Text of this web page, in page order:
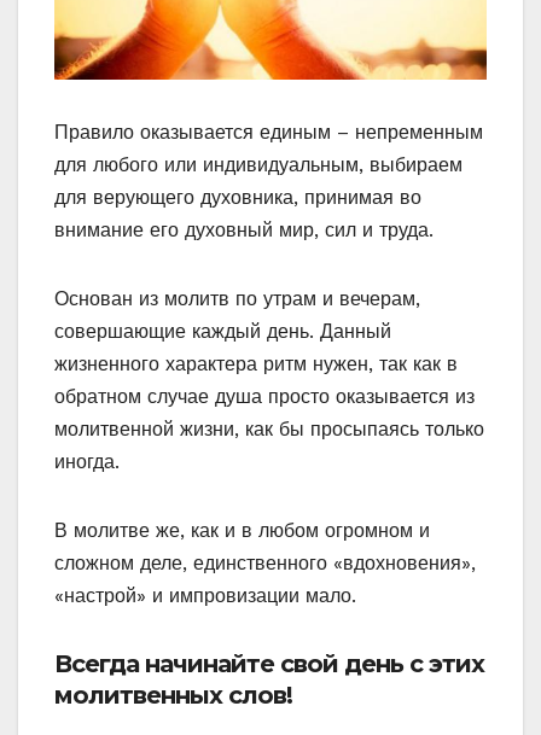
Правило оказывается единым – непременным
для любого или индивидуальным, выбираем
для верующего духовника, принимая во
внимание его духовный мир, сил и труда.
Основан из молитв по утрам и вечерам,
совершающие каждый день. Данный
жизненного характера ритм нужен, так как в
обратном случае душа просто оказывается из
молитвенной жизни, как бы просыпаясь только
иногда.
В молитве же, как и в любом огромном и
сложном деле, единственного «вдохновения»,
«настрой» и импровизации мало.
Всегда начинайте свой день с этих
молитвенных слов!